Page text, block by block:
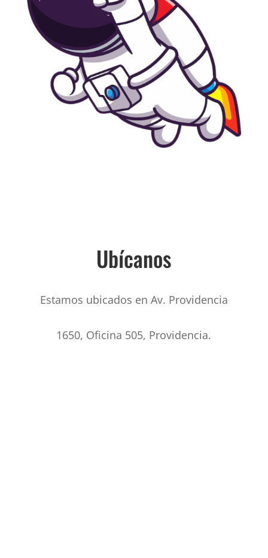
Ubícanos
Estamos ubicados en Av. Providencia
1650, Oficina 505, Providencia.